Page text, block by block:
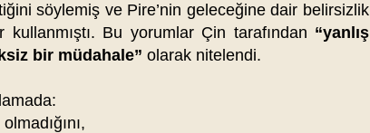
söylemiş ve Pire’nin geleceğine dair belirsizlik
kullanmıştı. Bu yorumlar Çin tarafından “yanlış
bir müdahale” olarak nitelendi.